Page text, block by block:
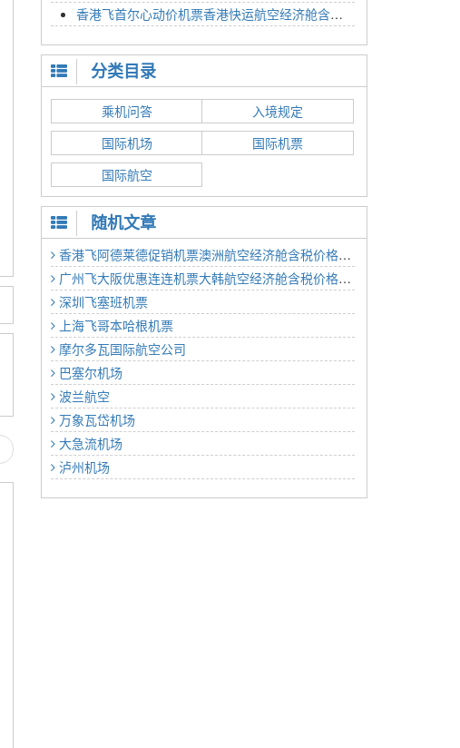
香港飞首尔心动价机票香港快运航空经济舱含税价格1186元2023年01月24日
分类目录
乘机问答
入境规定
国际机场
国际机票
国际航空
随机文章
香港飞阿德莱德促销机票澳洲航空经济舱含税价格3441元2023年01月10日
广州飞大阪优惠连连机票大韩航空经济舱含税价格2258元2022年11月25日
深圳飞塞班机票
上海飞哥本哈根机票
摩尔多瓦国际航空公司
巴塞尔机场
波兰航空
万象瓦岱机场
大急流机场
泸州机场